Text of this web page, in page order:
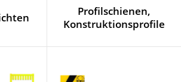
Profilschienen,
Konstruktionsprofile